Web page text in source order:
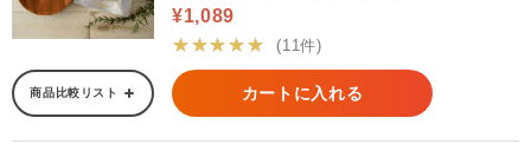
¥1,089
★★★★★
(11件)
商品比較リスト カートに入れる